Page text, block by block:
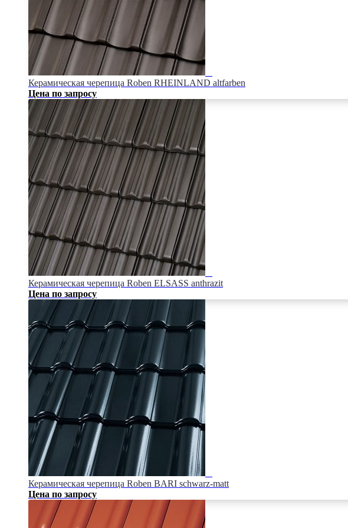
Керамическая черепица Roben RHEINLAND altfarben
Цена по запросу
Керамическая черепица Roben ELSASS anthrazit
Цена по запросу
Керамическая черепица Roben BARI schwarz-matt
Цена по запросу